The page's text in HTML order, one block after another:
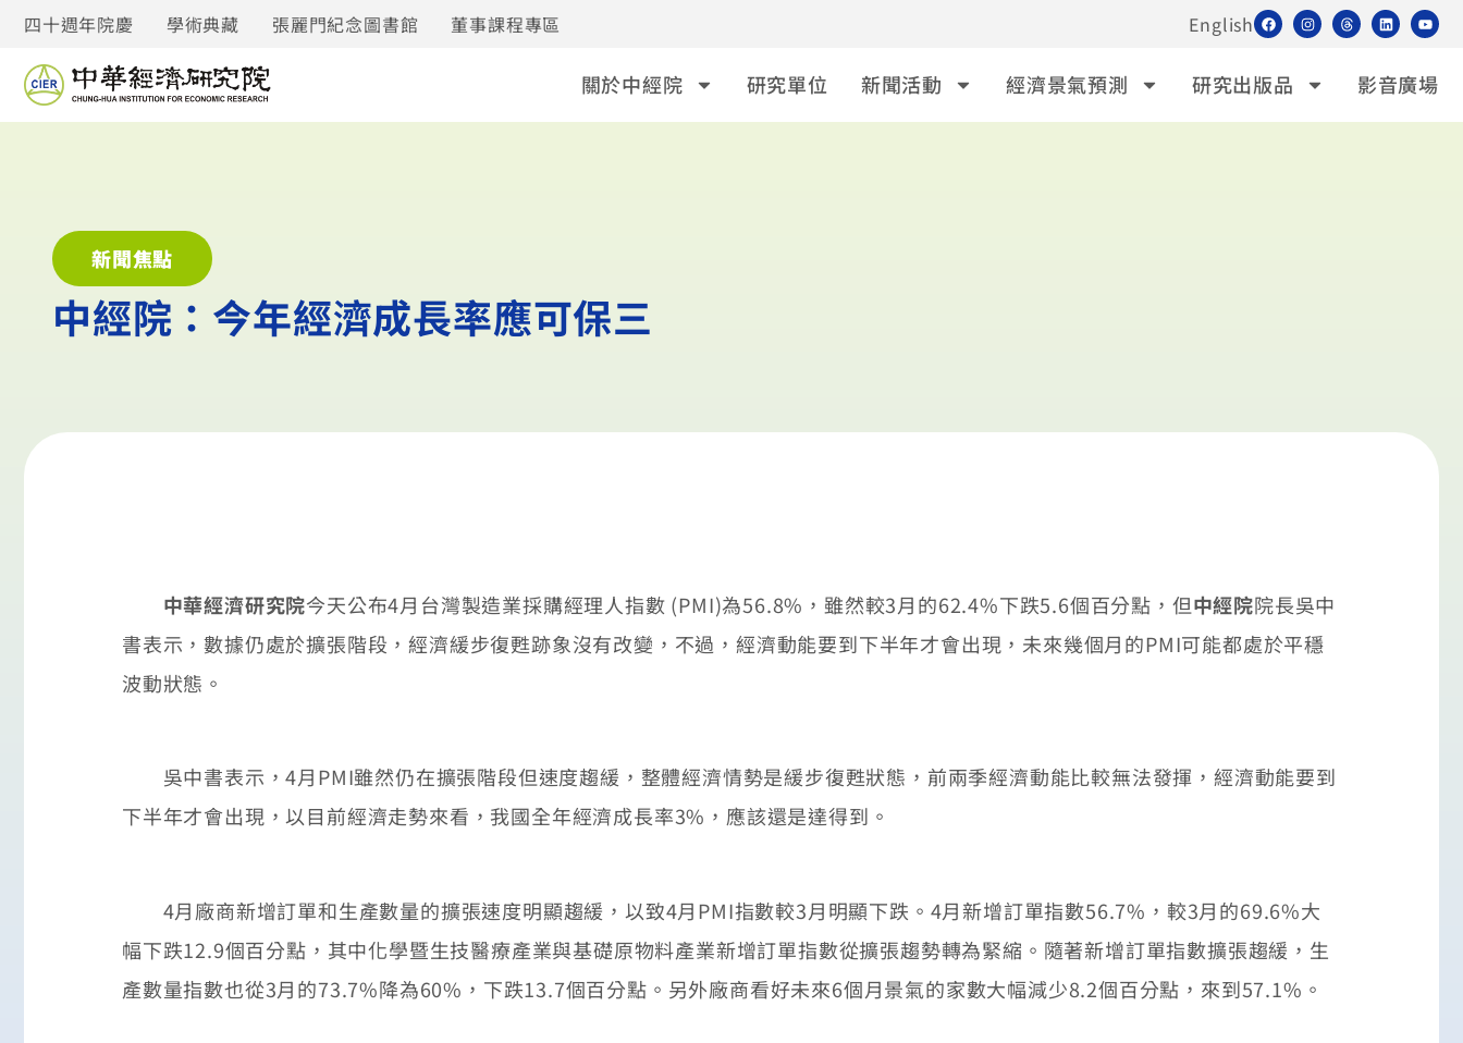
四十週年院慶 學術典藏 張麗門紀念圖書館 董事課程專區 English
關於中經院 研究單位 新聞活動 經濟景氣預測 研究出版品 影音廣場
新聞焦點
中經院：今年經濟成長率應可保三
中華經濟研究院今天公布4月台灣製造業採購經理人指數 (PMI)為56.8%，雖然較3月的62.4%下跌5.6個百分點，但中經院院長吳中
書表示，數據仍處於擴張階段，經濟緩步復甦跡象沒有改變，不過，經濟動能要到下半年才會出現，未來幾個月的PMI可能都處於平穩
波動狀態。
吳中書表示，4月PMI雖然仍在擴張階段但速度趨緩，整體經濟情勢是緩步復甦狀態，前兩季經濟動能比較無法發揮，經濟動能要到
下半年才會出現，以目前經濟走勢來看，我國全年經濟成長率3%，應該還是達得到。
4月廠商新增訂單和生產數量的擴張速度明顯趨緩，以致4月PMI指數較3月明顯下跌。4月新增訂單指數56.7%，較3月的69.6%大
幅下跌12.9個百分點，其中化學暨生技醫療產業與基礎原物料產業新增訂單指數從擴張趨勢轉為緊縮。隨著新增訂單指數擴張趨緩，生
產數量指數也從3月的73.7%降為60%，下跌13.7個百分點。另外廠商看好未來6個月景氣的家數大幅減少8.2個百分點，來到57.1%。